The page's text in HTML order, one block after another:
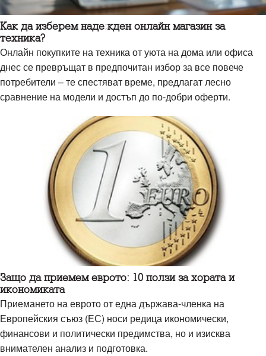
Как да изберем надежден онлайн магазин за
техника?
Онлайн покупките на техника от уюта на дома или офиса
днес се превръщат в предпочитан избор за все повече
потребители – те спестяват време, предлагат лесно
сравнение на модели и достъп до по-добри оферти.
Защо да приемем еврото: 10 ползи за хората и
икономиката
Приемането на еврото от една държава-членка на
Европейския съюз (ЕС) носи редица икономически,
финансови и политически предимства, но и изисква
внимателен анализ и подготовка.